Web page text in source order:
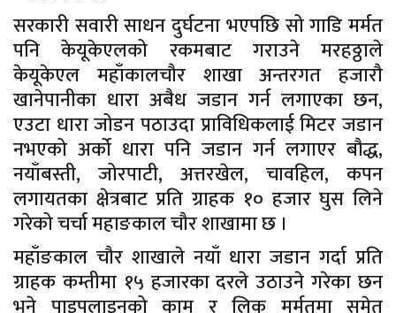
सरकारी सवारी साधन दुर्घटना भएपछि सो गाडि मर्मत
पनि केयूकेएलको रकमबाट गराउने मरहठ्ठाले
केयूकेएल महाँकालचौर शाखा अन्तरगत हजारौ
खानेपानीका धारा अबैध जडान गर्न लगाएका छन,
एउटा धारा जोडन पठाउदा प्राविधिकलाई मिटर जडान
नभएको अर्को धारा पनि जडान गर्न लगाएर बौद्ध,
नयाँबस्ती, जोरपाटी, अत्तरखेल, चावहिल, कपन
लगायतका क्षेत्रबाट प्रति ग्राहक १० हजार घुस लिने
गरेको चर्चा महाङकाल चौर शाखामा छ ।
महाँङकाल चौर शाखाले नयाँ धारा जडान गर्दा प्रति
ग्राहक कम्तीमा १५ हजारका दरले उठाउने गरेका छन